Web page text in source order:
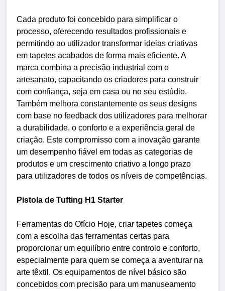
Cada produto foi concebido para simplificar o
processo, oferecendo resultados profissionais e
permitindo ao utilizador transformar ideias criativas
em tapetes acabados de forma mais eficiente. A
marca combina a precisão industrial com o
artesanato, capacitando os criadores para construir
com confiança, seja em casa ou no seu estúdio.
Também melhora constantemente os seus designs
com base no feedback dos utilizadores para melhorar
a durabilidade, o conforto e a experiência geral de
criação. Este compromisso com a inovação garante
um desempenho fiável em todas as categorias de
produtos e um crescimento criativo a longo prazo
para utilizadores de todos os níveis de competências.
Pistola de Tufting H1 Starter
Ferramentas do Ofício Hoje, criar tapetes começa
com a escolha das ferramentas certas para
proporcionar um equilíbrio entre controlo e conforto,
especialmente para quem se começa a aventurar na
arte têxtil. Os equipamentos de nível básico são
concebidos com precisão para um manuseamento